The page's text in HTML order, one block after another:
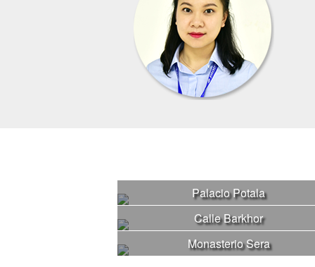
Palacio Potala
Calle Barkhor
Monasterio Sera